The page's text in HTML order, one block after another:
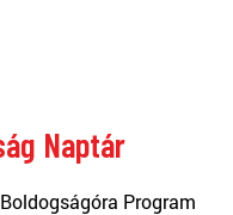
Naptár
Program